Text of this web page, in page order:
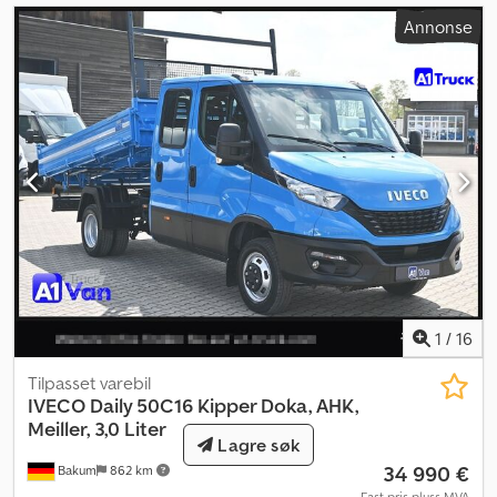
Annonse
1 / 16
Bakum 862 km
Tilpasset varebil
IVECO Daily 50C16 Kipper Doka, AHK,
Meiller, 3,0 Liter
34 990 €
Lagre søk